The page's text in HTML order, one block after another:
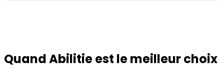
Quand Abilitie est le meilleur choix